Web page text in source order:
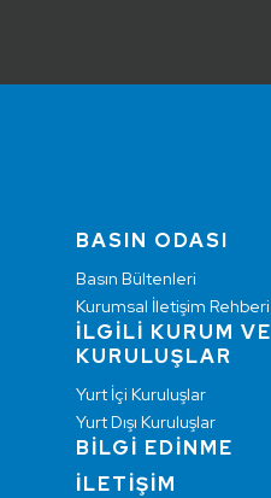
BASIN ODASI
Basın Bültenleri
Kurumsal İletişim Rehberi
İLGİLİ KURUM VE
KURULUŞLAR
Yurt İçi Kuruluşlar
Yurt Dışı Kuruluşlar
BİLGİ EDİNME
İLETİŞİM